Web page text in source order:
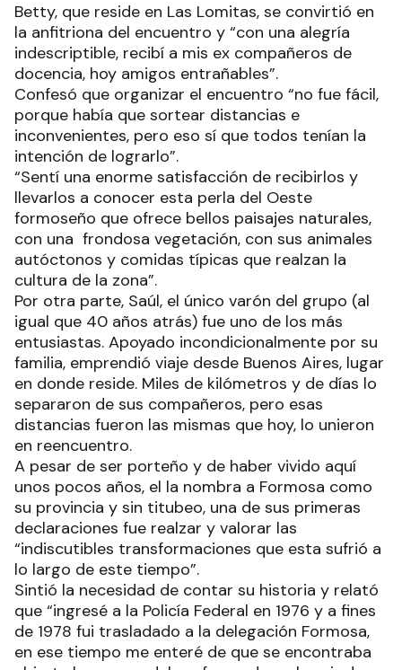
Betty, que reside en Las Lomitas, se convirtió en
la anfitriona del encuentro y “con una alegría
indescriptible, recibí a mis ex compañeros de
docencia, hoy amigos entrañables”.
Confesó que organizar el encuentro “no fue fácil,
porque había que sortear distancias e
inconvenientes, pero eso sí que todos tenían la
intención de lograrlo”.
“Sentí una enorme satisfacción de recibirlos y
llevarlos a conocer esta perla del Oeste
formoseño que ofrece bellos paisajes naturales,
con una frondosa vegetación, con sus animales
autóctonos y comidas típicas que realzan la
cultura de la zona”.
Por otra parte, Saúl, el único varón del grupo (al
igual que 40 años atrás) fue uno de los más
entusiastas. Apoyado incondicionalmente por su
familia, emprendió viaje desde Buenos Aires, lugar
en donde reside. Miles de kilómetros y de días lo
separaron de sus compañeros, pero esas
distancias fueron las mismas que hoy, lo unieron
en reencuentro.
A pesar de ser porteño y de haber vivido aquí
unos pocos años, el la nombra a Formosa como
su provincia y sin titubeo, una de sus primeras
declaraciones fue realzar y valorar las
“indiscutibles transformaciones que esta sufrió a
lo largo de este tiempo”.
Sintió la necesidad de contar su historia y relató
que “ingresé a la Policía Federal en 1976 y a fines
de 1978 fui trasladado a la delegación Formosa,
en ese tiempo me enteré de que se encontraba